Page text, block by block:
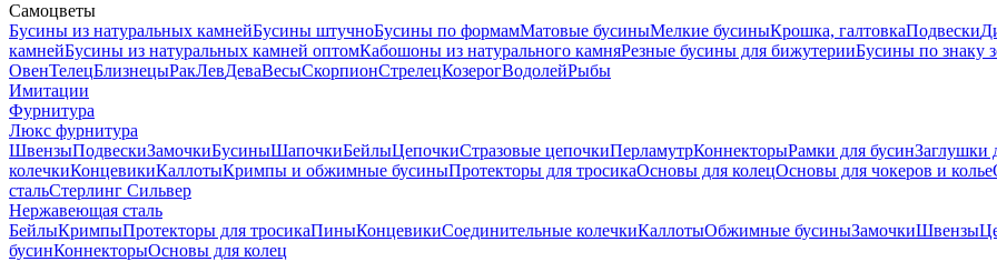
Самоцветы
Бусины из натуральных камнейБусины штучноБусины по формамМатовые бусиныМелкие бусиныКрошка, галтовкаПодвески
камнейБусины из натуральных камней оптомКабошоны из натурального камняРезные бусины для бижутерииБусины по знаку
ОвенТелецБлизнецыРакЛевДеваВесыСкорпионСтрелецКозерогВодолейРыбы
Имитации
Фурнитура
Люкс фурнитура
ШвензыПодвескиЗамочкиБусиныШапочкиБейлыЦепочкиСтразовые цепочкиПерламутрКоннекторыРамки для бусинЗаглушки
колечкиКонцевикиКаллотыКримпы и обжимные бусиныПротекторы для тросикаОсновы для колецОсновы для чокеров и колье
стальСтерлинг Сильвер
Нержавеющая сталь
БейлыКримпыПротекторы для тросикаПиныКонцевикиСоединительные колечкиКаллотыОбжимные бусиныЗамочкиШвензы
бусинКоннекторыОсновы для колец